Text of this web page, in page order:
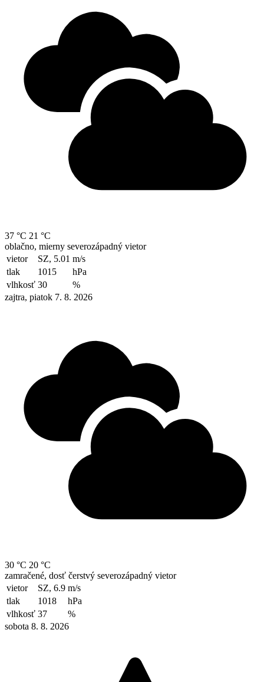
37 °C 21 °C
oblačno, mierny severozápadný vietor
vietor
SZ, 5.01 m/s
tlak
1015
hPa
vlhkosť 30
%
zajtra, piatok 7. 8. 2026
30 °C 20 °C
zamračené, dosť čerstvý severozápadný vietor
vietor
SZ, 6.9 m/s
tlak
1018
hPa
vlhkosť 37
%
sobota 8. 8. 2026